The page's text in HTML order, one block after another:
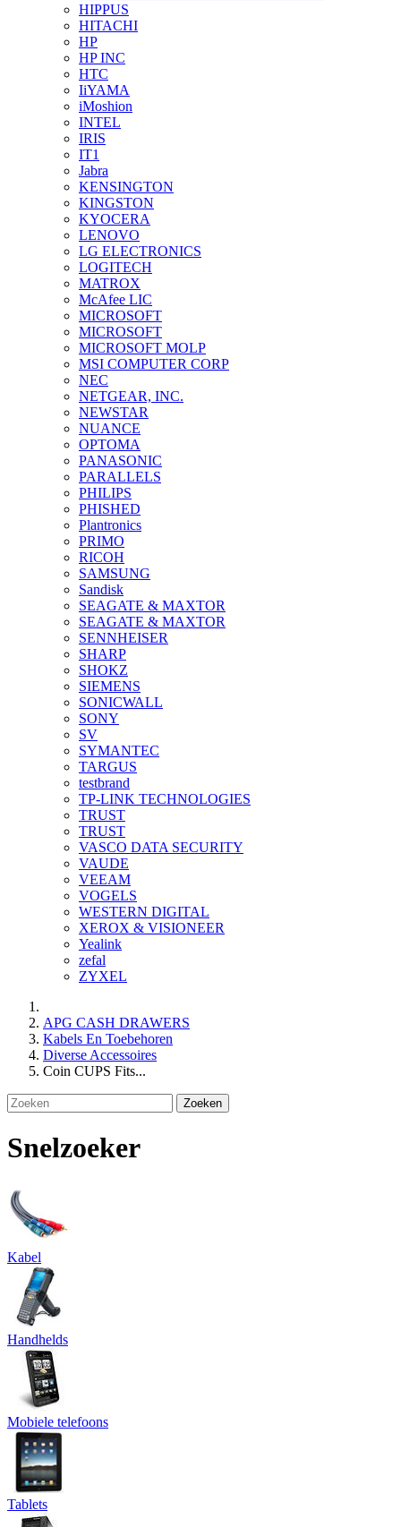
HIPPUS
HITACHI
HP
HP INC
HTC
IiYAMA
iMoshion
INTEL
IRIS
IT1
Jabra
KENSINGTON
KINGSTON
KYOCERA
LENOVO
LG ELECTRONICS
LOGITECH
MATROX
McAfee LIC
MICROSOFT
MICROSOFT
MICROSOFT MOLP
MSI COMPUTER CORP
NEC
NETGEAR, INC.
NEWSTAR
NUANCE
OPTOMA
PANASONIC
PARALLELS
PHILIPS
PHISHED
Plantronics
PRIMO
RICOH
SAMSUNG
Sandisk
SEAGATE & MAXTOR
SEAGATE & MAXTOR
SENNHEISER
SHARP
SHOKZ
SIEMENS
SONICWALL
SONY
SV
SYMANTEC
TARGUS
testbrand
TP-LINK TECHNOLOGIES
TRUST
TRUST
VASCO DATA SECURITY
VAUDE
VEEAM
VOGELS
WESTERN DIGITAL
XEROX & VISIONEER
Yealink
zefal
ZYXEL
APG CASH DRAWERS
Kabels En Toebehoren
Diverse Accessoires
Coin CUPS Fits...
Zoeken
Snelzoeker
Kabel
Handhelds
Mobiele telefoons
Tablets